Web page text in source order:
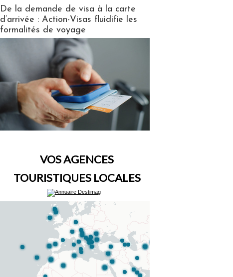
De la demande de visa à la carte
d’arrivée : Action-Visas fluidifie les
formalités de voyage
VOS AGENCES
TOURISTIQUES LOCALES